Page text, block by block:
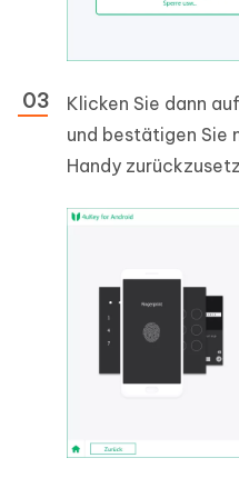
Klicken Sie dann
und bestätigen Sie
Handy